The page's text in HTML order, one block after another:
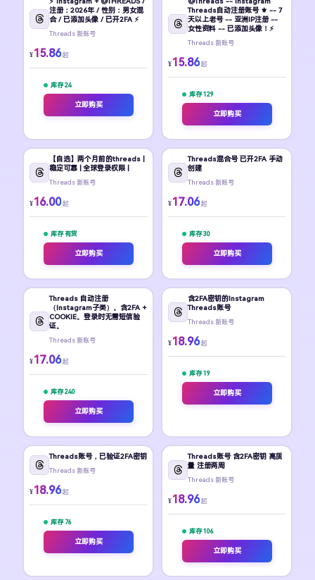
注册：2026年 / 性别：男女混
合 / 已添加头像 / 已开2FA ⚡
Threads 新账号
¥15.86 起
库存 24
立即购买
Threads自动注册账号 ⚜️ -- 7
天以上老号 -- 亚洲IP注册 --
女性资料 -- 已添加头像！⚡
Threads 新账号
¥15.86 起
库存 129
立即购买
【自选】两个月前的threads |
稳定可靠 | 全球登录权限 |
Threads 新账号
¥16.00 起
库存 有货
立即购买
Threads混合号 已开2FA 手动
创建
Threads 新账号
¥17.06 起
库存 30
立即购买
Threads 自动注册
（Instagram子类）。含2FA +
COOKIE。登录时无需短信验
证。
Threads 新账号
¥17.06 起
库存 240
立即购买
含2FA密钥的Instagram
Threads账号
Threads 新账号
¥18.96 起
库存 19
立即购买
Threads账号，已验证2FA密钥
Threads 新账号
¥18.96 起
库存 76
立即购买
Threads账号 含2FA密钥 高质
量 注册两周
Threads 新账号
¥18.96 起
库存 106
立即购买